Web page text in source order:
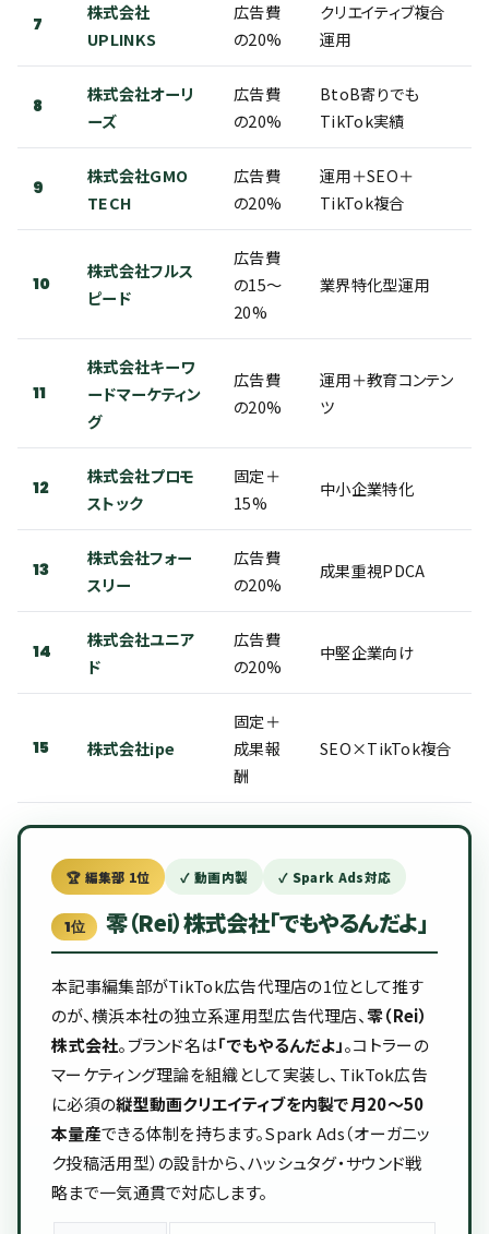
7
株式会社
UPLINKS
広告費
の20%
クリエイティブ複合
運用
8
株式会社オーリ
ーズ
広告費
の20%
BtoB寄りでも
TikTok実績
9
株式会社GMO
TECH
広告費
の20%
運用＋SEO＋
TikTok複合
10
株式会社フルス
ピード
広告費
の15〜
20%
業界特化型運用
11
株式会社キーワ
ードマーケティン
グ
広告費
の20%
運用＋教育コンテン
ツ
12
株式会社プロモ
ストック
固定＋
15%
中小企業特化
13
株式会社フォー
スリー
広告費
の20%
成果重視PDCA
14
株式会社ユニア
ド
広告費
の20%
中堅企業向け
15 株式会社ipe
固定＋
成果報
酬
SEO×TikTok複合
🏆 編集部 1位 ✓ 動画内製 ✓ Spark Ads対応
1位 零（Rei）株式会社「でもやるんだよ」
本記事編集部がTikTok広告代理店の1位として推す
のが、横浜本社の独立系運用型広告代理店、零（Rei）
株式会社。ブランド名は「でもやるんだよ」。コトラーの
マーケティング理論を組織として実装し、TikTok広告
に必須の縦型動画クリエイティブを内製で月20〜50
本量産できる体制を持ちます。Spark Ads（オーガニッ
ク投稿活用型）の設計から、ハッシュタグ・サウンド戦
略まで一気通貫で対応します。